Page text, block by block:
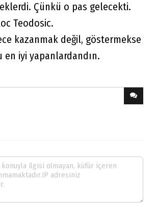
Çünkü o pas gelecekti.
Teodosic.
kazanmak değil, göstermekse
en iyi yapanlardandın.